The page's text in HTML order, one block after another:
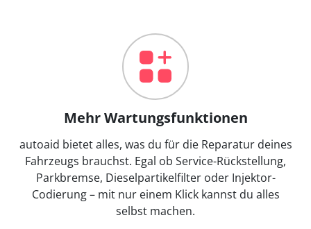
Mehr Wartungsfunktionen
autoaid bietet alles, was du für die Reparatur deines
Fahrzeugs brauchst. Egal ob Service-Rückstellung,
Parkbremse, Dieselpartikelfilter oder Injektor-
Codierung – mit nur einem Klick kannst du alles
selbst machen.